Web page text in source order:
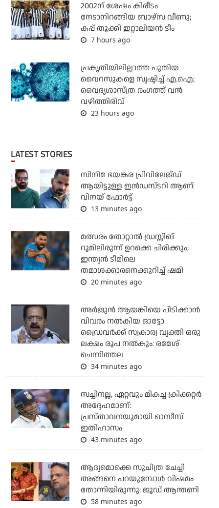
2002ന് ശേഷം കിരീടം
നേടാനിറങ്ങിയ ബാഴ്സ വീണു;
കപ്പ് തൂക്കി ഇറ്റാലിയൻ ടീം
7 hours ago
പ്രകൃതിയിലില്ലാത്ത പുതിയ
വൈറസുകളെ സൃഷ്ടിച്ച് എ.ഐ;
വൈദ്യശാസ്ത്ര രംഗത്ത് വന്‍
വഴിത്തിരിവ്
23 hours ago
LATEST STORIES
സിനിമ ഭയങ്കര പ്രിവിലേജ്ഡ്
ആയിട്ടുള്ള ഇൻഡസ്ടറി ആണ്:
വിനയ് ഫോർട്ട്
13 minutes ago
മത്സരം തോറ്റാല്‍ ഡ്രസ്സിങ്
റൂമിലിരുന്ന് ഉറക്കെ ചിരിക്കും;
ഇന്ത്യന്‍ ടീമിലെ
തമാശക്കാരനെക്കുറിച്ച് ഷമി
20 minutes ago
അര്‍ജുന്‍ ആയങ്കിയെ പിടിക്കാന്‍
വിവരം നല്‍കിയ ഓട്ടോ
ഡ്രൈവര്‍ക്ക് സ്വകാര്വ വ്യക്തി ഒരു
ലക്ഷം രൂപ നല്‍കും: രമേശ്
ചെന്നിത്തല
34 minutes ago
സച്ചിനല്ല, ഏറ്റവും മികച്ച ക്രിക്കറ്റര്‍
അദ്ദേഹമാണ്:
പ്രസ്താവനയുമായി ഓസീസ്
ഇതിഹാസം
43 minutes ago
ആദ്യമൊക്കെ സുചിത്ര ചേച്ചി
അങ്ങനെ പറയുമ്പോൾ വിഷമം
തോന്നിയിരുന്നു: ജൂഡ് ആന്തണി
58 minutes ago